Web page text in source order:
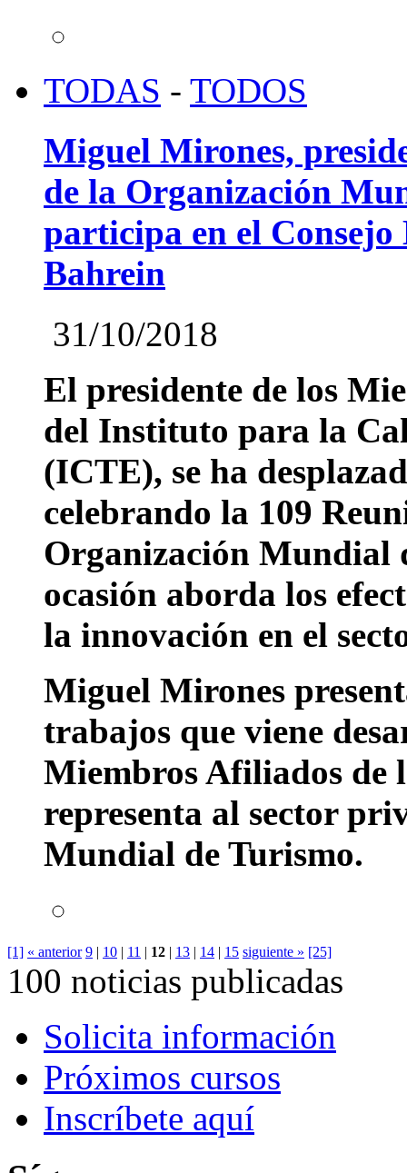
TODAS - TODOS
Miguel Mirones,
de la Organización
participa en el
Bahrein
31/10/2018
El presidente de los
del Instituto para la
(ICTE), se ha
celebrando la 109
Organización Mundial
ocasión aborda los
la innovación en el
Miguel Mirones
trabajos que viene
Miembros Afiliados de
representa al sector
Mundial de Turismo.
[1] « anterior 9 | 10 | 11 | 12 | 13 | 14 | 15 siguiente » [25]
100 noticias publicadas
Solicita información
Próximos cursos
Inscríbete aquí